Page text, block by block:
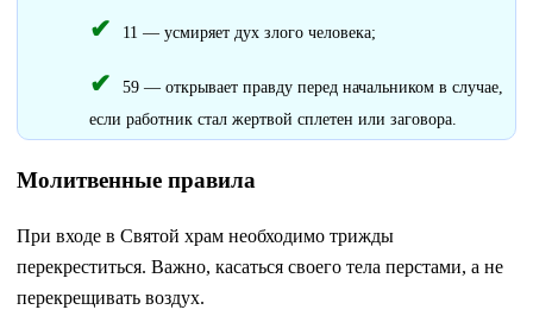
11 — усмиряет дух злого человека;
59 — открывает правду перед начальником в случае,
если работник стал жертвой сплетен или заговора.
Молитвенные правила
При входе в Святой храм необходимо трижды
перекреститься. Важно, касаться своего тела перстами, а не
перекрещивать воздух.